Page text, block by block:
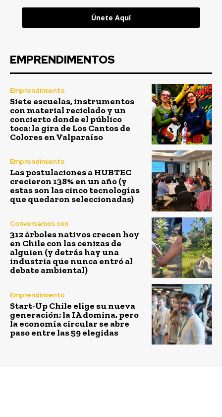
Únete Aquí
EMPRENDIMENTOS
Emprendimiento
Siete escuelas, instrumentos
con material reciclado y un
concierto donde el público
toca: la gira de Los Cantos de
Colores en Valparaíso
Emprendimiento
Las postulaciones a HUBTEC
crecieron 138% en un año (y
estas son las cinco tecnologías
que quedaron seleccionadas)
Conversamos con
312 árboles nativos crecen hoy
en Chile con las cenizas de
alguien (y detrás hay una
industria que nunca entró al
debate ambiental)
Emprendimiento
Start-Up Chile elige su nueva
generación: la IA domina, pero
la economía circular se abre
paso entre las 59 elegidas